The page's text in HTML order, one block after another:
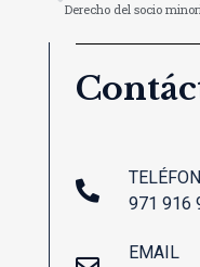
971 916
EMAIL